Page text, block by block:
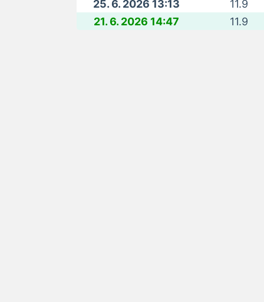
25. 6. 2026 13:13
11.9
21. 6. 2026 14:47
11.9